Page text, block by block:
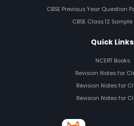
CBSE Previous Year Question
CBSE Class 12
Quick Links
NCERT Books
Revision Notes for
Revision Notes for
Revision Notes for